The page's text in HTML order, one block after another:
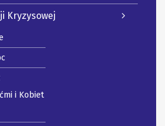
Kryzysowej
i Kobiet